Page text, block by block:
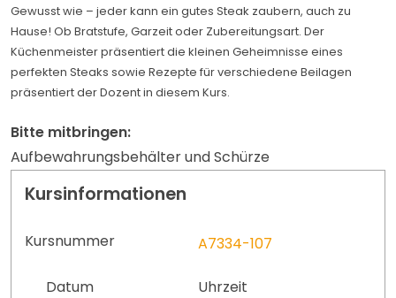
Gewusst wie – jeder kann ein gutes Steak zaubern, auch zu
Hause! Ob Bratstufe, Garzeit oder Zubereitungsart. Der
Küchenmeister präsentiert die kleinen Geheimnisse eines
perfekten Steaks sowie Rezepte für verschiedene Beilagen
präsentiert der Dozent in diesem Kurs.
Bitte mitbringen:
Aufbewahrungsbehälter und Schürze
Kursinformationen
Kursnummer A7334-107
Datum
Uhrzeit